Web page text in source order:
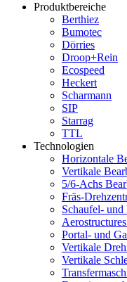
Produktbereiche
Berthiez
Bumotec
Dörries
Droop+Rein
Ecospeed
Heckert
Scharmann
SIP
Starrag
TTL
Technologien
Horizontale
Vertikale
5/6-Achs
Fräs-
Schaufel-
Portal- und
Vertikale
Vertikale